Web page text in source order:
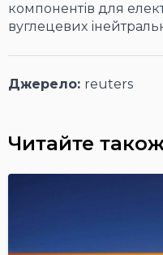
компонентів для
вуглецевих
Джерело: reuters
Читайте